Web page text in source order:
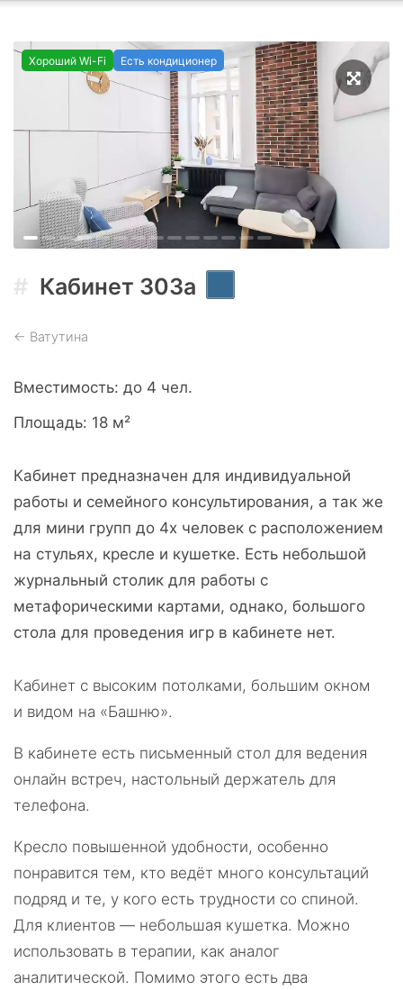
Хороший Wi-Fi Есть кондиционер
Кабинет 303а
← Ватутина
Вместимость до 4 чел.
Площадь 18 м²
Кабинет предназначен для индивидуальной
работы и семейного консультирования, а так же
для мини групп до 4х человек с расположением
на стульях, кресле и кушетке. Есть небольшой
журнальный столик для работы с
метафорическими картами, однако, большого
стола для проведения игр в кабинете нет.
Кабинет с высоким потолками, большим окном
и видом на «Башню».
В кабинете есть письменный стол для ведения
онлайн встреч, настольный держатель для
телефона.
Кресло повышенной удобности, особенно
понравится тем, кто ведёт много консультаций
подряд и те, у кого есть трудности со спиной.
Для клиентов — небольшая кушетка. Можно
использовать в терапии, как аналог
аналитической. Помимо этого есть два